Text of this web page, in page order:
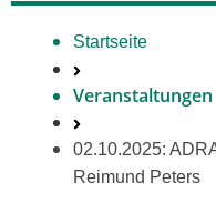
Startseite
Veranstaltungen
02.10.2025:
Reimund Peters